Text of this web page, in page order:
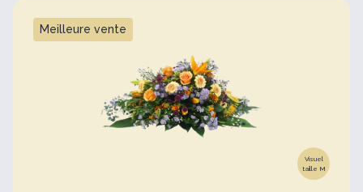
Meilleure vente
Visuel
taille M